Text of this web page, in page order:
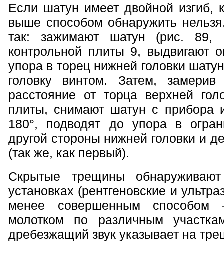
Если шатун имеет двойной изгиб,
выше способом обнаружить
так: зажимают шатун (рис.
контрольной плиты 9, выдвигают
упора в торец нижней головки
головку винтом. Затем,
расстояние от торца верхней
плиты, снимают шатун с прибора
180°, подводят до упора в
другой стороны нижней головки и
(так же, как первый).
Скрытые трещины
установках (рентгеновские и
менее совершенным способом
молотком по различным
дребезжащий звук указывает на